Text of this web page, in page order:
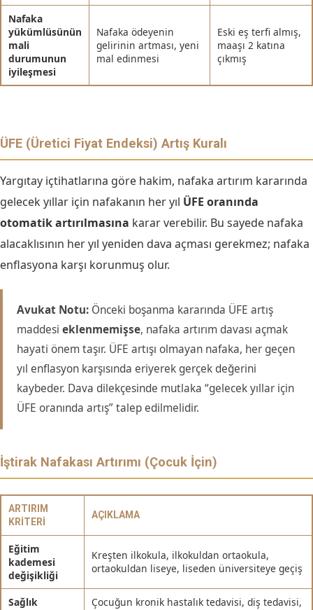
Nafaka
yükümlüsünün
mali
durumunun
iyileşmesi
Nafaka ödeyenin
gelirinin artması, yeni
mal edinmesi
Eski eş terfi almış,
maaşı 2 katına
çıkmış
ÜFE (Üretici Fiyat Endeksi) Artış Kuralı
Yargıtay içtihatlarına göre hakim, nafaka artırım kararında
gelecek yıllar için nafakanın her yıl ÜFE oranında
otomatik artırılmasına karar verebilir. Bu sayede nafaka
alacaklısının her yıl yeniden dava açması gerekmez; nafaka
enflasyona karşı korunmuş olur.
Avukat Notu: Önceki boşanma kararında ÜFE artış
maddesi eklenmemişse, nafaka artırım davası açmak
hayati önem taşır. ÜFE artışı olmayan nafaka, her geçen
yıl enflasyon karşısında eriyerek gerçek değerini
kaybeder. Dava dilekçesinde mutlaka “gelecek yıllar için
ÜFE oranında artış” talep edilmelidir.
İştirak Nafakası Artırımı (Çocuk İçin)
ARTIRIM
KRITERI
AÇIKLAMA
Eğitim
kademesi
değişikliği
Kreşten ilkokula, ilkokuldan ortaokula,
ortaokuldan liseye, liseden üniversiteye geçiş
Sağlık
Çocuğun kronik hastalık tedavisi, diş tedavisi,